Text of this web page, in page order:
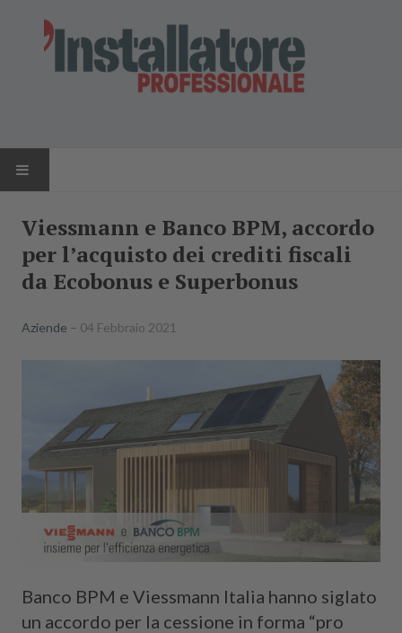
NEWS
Viessmann e Banco BPM, accordo
per l’acquisto dei crediti fiscali
da Ecobonus e Superbonus
Aziende 04 Febbraio 2021
Banco BPM e Viessmann Italia hanno siglato
un accordo per la cessione in forma “pro